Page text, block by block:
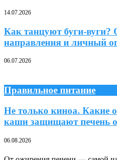
14.07.2026
Как танцуют буги-вуги?
направления и личный
06.07.2026
Правильное питание
Не только киноа. Какие
каши защищают печень
06.08.2026